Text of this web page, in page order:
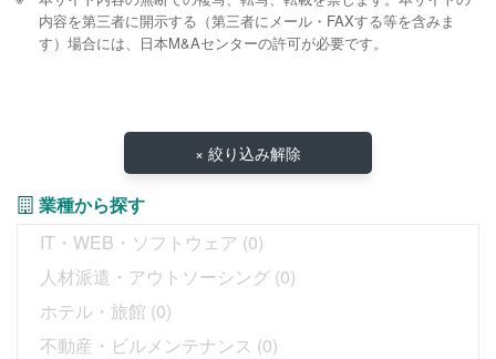
内容を第三者に開示する（第三者にメール・FAXする等を含みま
す）場合には、日本M&Aセンターの許可が必要です。
× 絞り込み解除
業種から探す
IT・WEB・ソフトウェア (0)
人材派遣・アウトソーシング (0)
ホテル・旅館 (0)
不動産・ビルメンテナンス (0)